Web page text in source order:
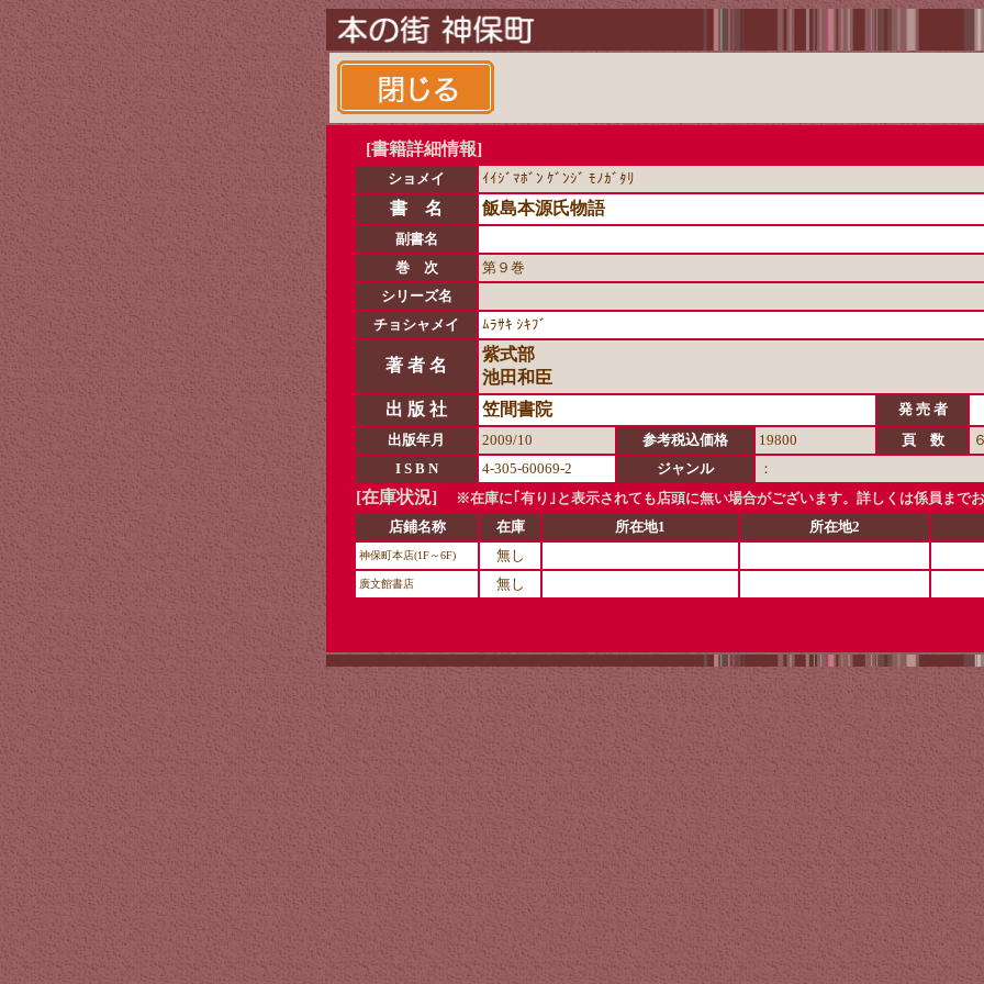
[書籍詳細情報]
ショメイ ｲｲｼﾞﾏﾎﾞﾝ ｹﾞﾝｼﾞ ﾓﾉｶﾞﾀﾘ
書 名 飯島本源氏物語
副書名
巻 次
第９巻
シリーズ名
チョシャメイ
ﾑﾗｻｷ ｼｷﾌﾞ
著 者 名
紫式部
池田和臣
出 版 社
笠間書院
発 売 者
出版年月
2009/10 参考税込価格 19800 頁 数
I S B N
4-305-60069-2 ジャンル ：
[在庫状況]
※在庫に｢有り｣と表示されても店頭に無い場合がございます。詳しくは係員まで
店鋪名称
在庫 所在地1 所在地2
神保町本店(1F～6F) 無し
廣文館書店 無し